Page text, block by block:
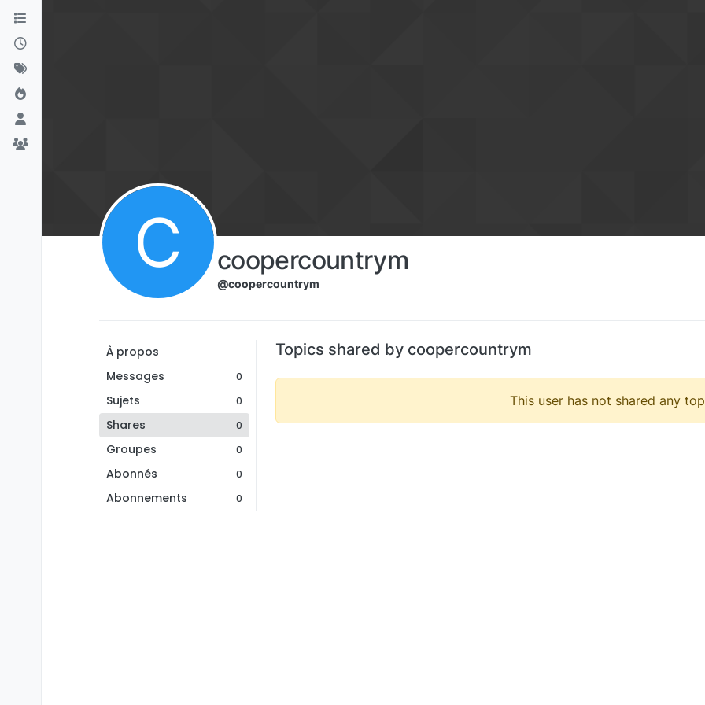
Aller directement au contenu
C coopercountrym
@coopercountrym
À propos
Messages
0
Sujets 0
Shares 0
Groupes 0
Abonnés 0
Abonnements 0
Topics shared by coopercountrym
This user has not shared any